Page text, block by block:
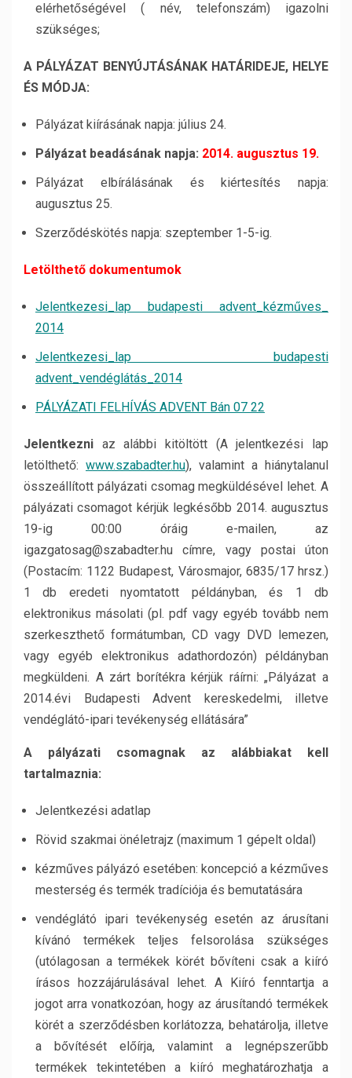
elérhetőségével ( név, telefonszám) igazolni
szükséges;
A PÁLYÁZAT BENYÚJTÁSÁNAK HATÁRIDEJE, HELYE
ÉS MÓDJA:
Pályázat kiírásának napja: július 24.
Pályázat beadásának napja: 2014. augusztus 19.
Pályázat elbírálásának és kiértesítés napja:
augusztus 25.
Szerződéskötés napja: szeptember 1-5-ig.
Letölthető dokumentumok
Jelentkezesi_lap budapesti advent_kézműves_
2014
Jelentkezesi_lap budapesti
advent_vendéglátás_2014
PÁLYÁZATI FELHÍVÁS ADVENT Bán 07 22
Jelentkezni az alábbi kitöltött (A jelentkezési lap
letölthető: www.szabadter.hu), valamint a hiánytalanul
összeállított pályázati csomag megküldésével lehet. A
pályázati csomagot kérjük legkésőbb 2014. augusztus
19-ig 00:00 óráig e-mailen, az
igazgatosag@szabadter.hu címre, vagy postai úton
(Postacím: 1122 Budapest, Városmajor, 6835/17 hrsz.)
1 db eredeti nyomtatott példányban, és 1 db
elektronikus másolati (pl. pdf vagy egyéb tovább nem
szerkeszthető formátumban, CD vagy DVD lemezen,
vagy egyéb elektronikus adathordozón) példányban
megküldeni. A zárt borítékra kérjük ráírni: „Pályázat a
2014.évi Budapesti Advent kereskedelmi, illetve
vendéglátó-ipari tevékenység ellátására”
A pályázati csomagnak az alábbiakat kell
tartalmaznia:
Jelentkezési adatlap
Rövid szakmai önéletrajz (maximum 1 gépelt oldal)
kézműves pályázó esetében: koncepció a kézműves
mesterség és termék tradíciója és bemutatására
vendéglátó ipari tevékenység esetén az árusítani
kívánó termékek teljes felsorolása szükséges
(utólagosan a termékek körét bővíteni csak a kiíró
írásos hozzájárulásával lehet. A Kiíró fenntartja a
jogot arra vonatkozóan, hogy az árusítandó termékek
körét a szerződésben korlátozza, behatárolja, illetve
a bővítését előírja, valamint a legnépszerűbb
termékek tekintetében a kiíró meghatározhatja a